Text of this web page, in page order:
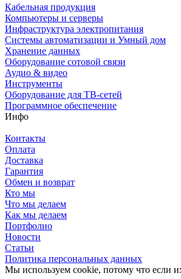
Кабельная продукция
Компьютеры и серверы
Инфраструктура электропитания
Системы автоматизации и Умный дом
Хранение данных
Оборудование сотовой связи
Аудио & видео
Инструменты
Оборудование для ТВ-сетей
Программное обеспечение
Инфо
Контакты
Оплата
Доставка
Гарантия
Обмен и возврат
Кто мы
Что мы делаем
Как мы делаем
Портфолио
Новости
Статьи
Политика персональных данных
Мы используем cookie, потому что если их